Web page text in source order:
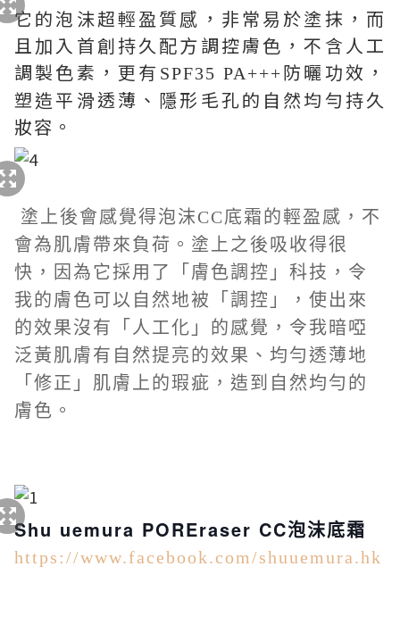
它的泡沫超輕盈質感，非常易於塗抹，而
且加入首創持久配方調控膚色，不含人工
調製色素，更有 SPF35 PA+++防曬功效，
塑造平滑透薄、隱形毛孔的自然均勻持久
妝容。
塗上後會感覺得泡沫CC底霜的輕盈感，不
會為肌膚帶來負荷。塗上之後吸收得很
快，因為它採用了「膚色調控」科技，令
我的膚色可以自然地被「調控」，使出來
的效果沒有「人工化」的感覺，令我暗啞
泛黃肌膚有自然提亮的效果、均勻透薄地
「修正」肌膚上的瑕疵，造到自然均勻的
膚色。
Shu uemura POREraser CC泡沫底霜
https://www.facebook.com/shuuemura.hk